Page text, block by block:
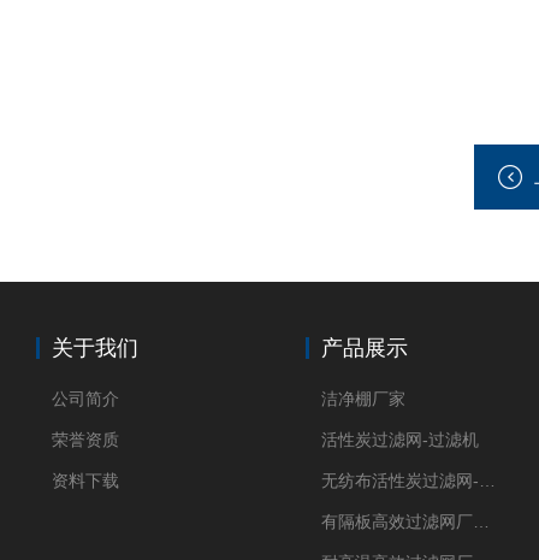
关于我们
公司简介
荣誉资质
资料下载
产品展示
洁净棚厂家
活性炭过滤网-过滤机
无纺布活性炭过滤网-过滤机
有隔板高效过滤网厂家 高效过滤器